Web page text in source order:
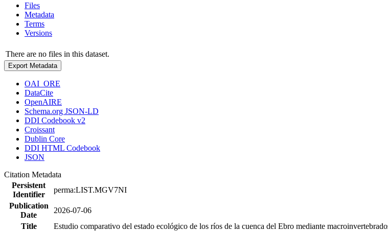
Files
Metadata
Terms
Versions
There are no files in this dataset.
Export Metadata
OAI_ORE
DataCite
OpenAIRE
Schema.org JSON-LD
DDI Codebook v2
Croissant
Dublin Core
DDI HTML Codebook
JSON
Citation Metadata
Persistent
Identifier
perma:LIST.MGV7NI
Publication
Date
2026-07-06
Title
Estudio comparativo del estado ecológico de los ríos de la cuenca del Ebro mediante